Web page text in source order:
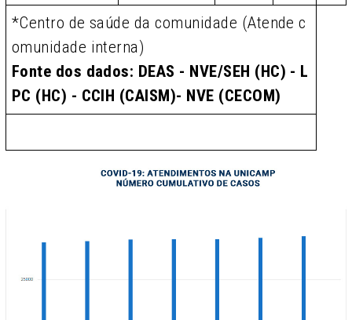
*Centro de saúde da comunidade (Atende c
omunidade interna)
Fonte dos dados: DEAS - NVE/SEH (HC) - L
PC (HC) - CCIH (CAISM)- NVE (CECOM)